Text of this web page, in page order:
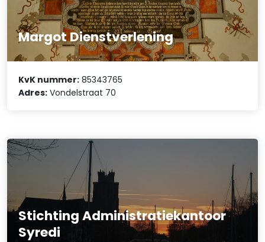
Margot Dienstverlening
KvK nummer: 85343765
Adres: Vondelstraat 70
Stichting Administratiekantoor
Syredi